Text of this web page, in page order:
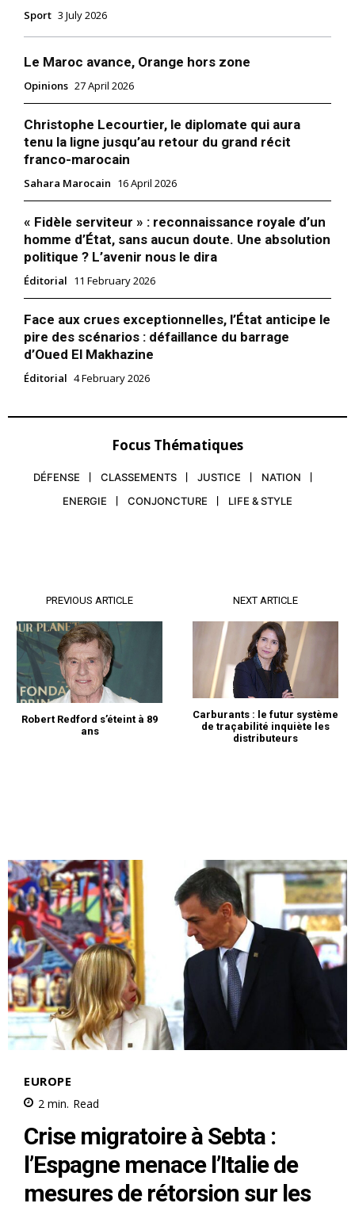
Sport 3 July 2026
Le Maroc avance, Orange hors zone
Opinions 27 April 2026
Christophe Lecourtier, le diplomate qui aura
tenu la ligne jusqu’au retour du grand récit
franco-marocain
Sahara Marocain 16 April 2026
« Fidèle serviteur » : reconnaissance royale d’un
homme d’État, sans aucun doute. Une absolution
politique ? L’avenir nous le dira
Éditorial 11 February 2026
Face aux crues exceptionnelles, l’État anticipe le
pire des scénarios : défaillance du barrage
d’Oued El Makhazine
Éditorial 4 February 2026
Focus Thématiques
DÉFENSE CLASSEMENTS JUSTICE
NATION
ENERGIE
CONJONCTURE LIFE & STYLE
PREVIOUS ARTICLE
Robert Redford s’éteint à 89
ans
NEXT ARTICLE
Carburants : le futur système
de traçabilité inquiète les
distributeurs